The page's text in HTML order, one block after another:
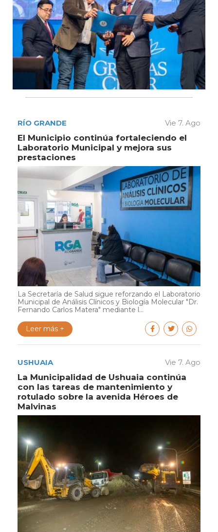
RÍO GRANDE Vie 7. Ago
El Municipio continúa fortaleciendo el
Laboratorio Municipal y mejora sus
prestaciones
La Secretaría de Salud sigue reforzando el Laboratorio
Municipal de Análisis Clínicos y Biología Molecular "Dr.
Fernando Carlos Matera" mediante l...
Leer más +
USHUAIA Vie 7. Ago
La Municipalidad de Ushuaia continúa
con las tareas de mantenimiento y
rotulado sobre la avenida Héroes de
Malvinas